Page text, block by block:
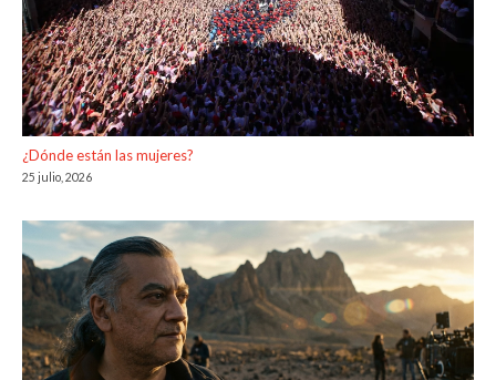
¿Dónde están las mujeres?
25 julio, 2026